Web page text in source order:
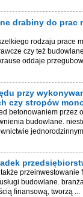
drabiny do prac
rodzaju prace
czy też
oddaje
przy
czy stropów
betonowaniem przez
budowlane.
jednorodzinnym
przeinwestowanie
budowlane.
finansową, tworzą ...